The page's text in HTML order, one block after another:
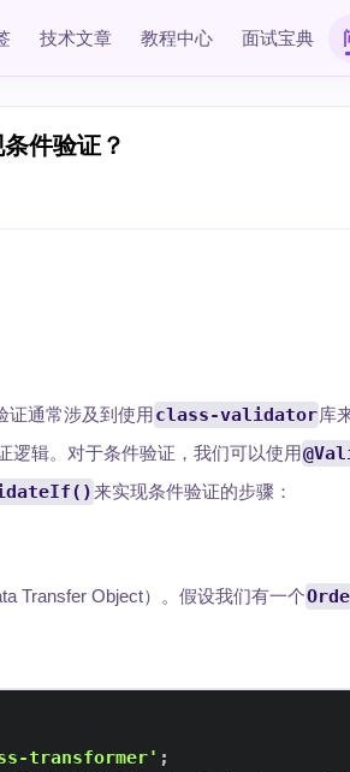
技术文章 教程中心 面试宝典
件验证？
证通常涉及到使用 class-validator库
逻辑。对于条件验证，我们可以使用
来实现条件验证的步骤：
Transfer Object）。假设我们有一个
transformer' ;